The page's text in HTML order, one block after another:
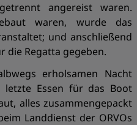
angereist waren.
waren, wurde das
und anschließend
die Regatta gegeben.
erholsamen Nacht
Essen für das Boot
alles zusammengepackt
Landdienst der ORVOs